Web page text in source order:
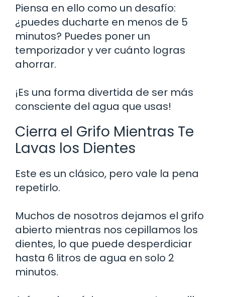
Piensa en ello como un desafío:
¿puedes ducharte en menos de 5
minutos? Puedes poner un
temporizador y ver cuánto logras
ahorrar.
¡Es una forma divertida de ser más
consciente del agua que usas!
Cierra el Grifo Mientras Te
Lavas los Dientes
Este es un clásico, pero vale la pena
repetirlo.
Muchos de nosotros dejamos el grifo
abierto mientras nos cepillamos los
dientes, lo que puede desperdiciar
hasta 6 litros de agua en solo 2
minutos.